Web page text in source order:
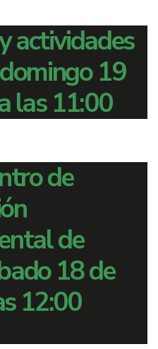
actividades
19
las 11:00
de
de
18 de
12:00